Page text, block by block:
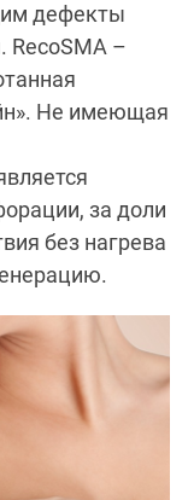
дефекты
–
Не имеющая
за доли
без нагрева